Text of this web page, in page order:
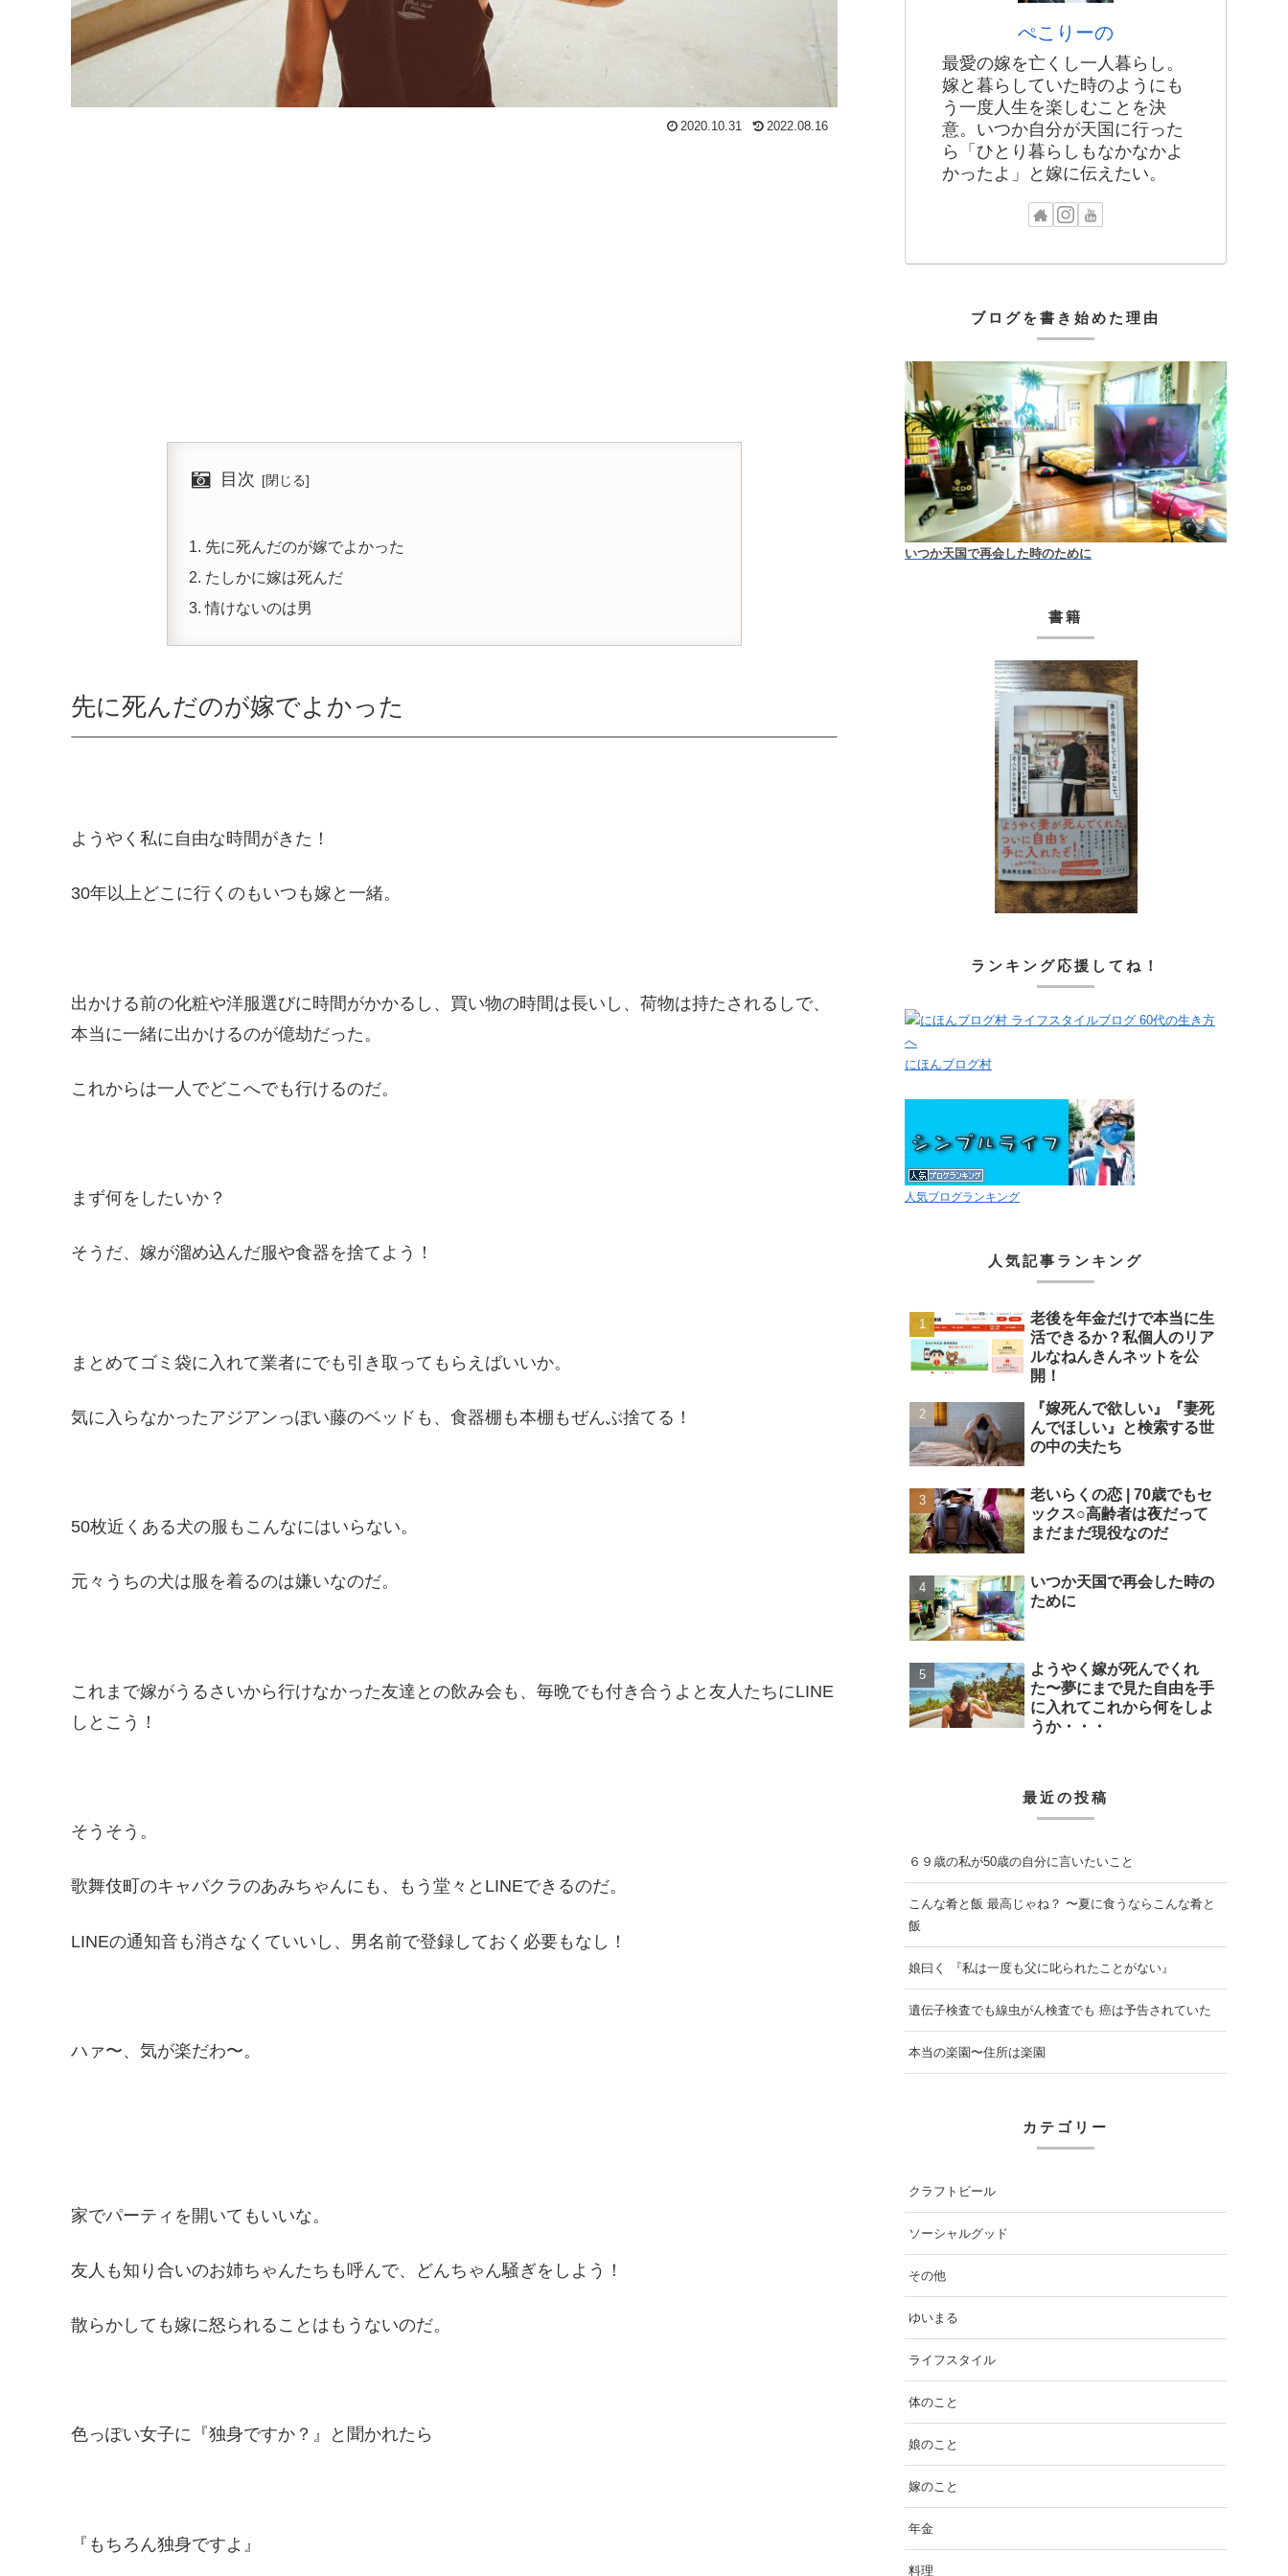
2020.10.31 2022.08.16
目次
先に死んだのが嫁でよかった
たしかに嫁は死んだ
情けないのは男
先に死んだのが嫁でよかった
ようやく私に自由な時間がきた！
30年以上どこに行くのもいつも嫁と一緒。
出かける前の化粧や洋服選びに時間がかかるし、買い物の時間は長いし、荷物は持たされるしで、
本当に一緒に出かけるのが億劫だった。
これからは一人でどこへでも行けるのだ。
まず何をしたいか？
そうだ、嫁が溜め込んだ服や食器を捨てよう！
まとめてゴミ袋に入れて業者にでも引き取ってもらえばいいか。
気に入らなかったアジアンっぽい藤のベッドも、食器棚も本棚もぜんぶ捨てる！
50枚近くある犬の服もこんなにはいらない。
元々うちの犬は服を着るのは嫌いなのだ。
これまで嫁がうるさいから行けなかった友達との飲み会も、毎晩でも付き合うよと友人たちにLINE
しとこう！
そうそう。
歌舞伎町のキャバクラのあみちゃんにも、もう堂々とLINEできるのだ。
LINEの通知音も消さなくていいし、男名前で登録しておく必要もなし！
ハァ〜、気が楽だわ〜。
家でパーティを開いてもいいな。
友人も知り合いのお姉ちゃんたちも呼んで、どんちゃん騒ぎをしよう！
散らかしても嫁に怒られることはもうないのだ。
色っぽい女子に『独身ですか？』と聞かれたら
『もちろん独身ですよ』
ぺこりーの
最愛の嫁を亡くし一人暮らし。
嫁と暮らしていた時のようにも
う一度人生を楽しむことを決
意。いつか自分が天国に行った
ら「ひとり暮らしもなかなかよ
かったよ」と嫁に伝えたい。
ブログを書き始めた理由
いつか天国で再会した時のために
書籍
ランキング応援してね！
にほんブログ村
人気ブログランキング
人気記事ランキング
老後を年金だけで本当に生
活できるか？私個人のリア
ルなねんきんネットを公
開！
『嫁死んで欲しい』『妻死
んでほしい』と検索する世
の中の夫たち
老いらくの恋 | 70歳でもセ
ックス○高齢者は夜だって
まだまだ現役なのだ
いつか天国で再会した時の
ために
ようやく嫁が死んでくれ
た〜夢にまで見た自由を手
に入れてこれから何をしよ
うか・・・
最近の投稿
６９歳の私が50歳の自分に言いたいこと
こんな肴と飯 最高じゃね？ 〜夏に食うならこんな肴と
飯
娘曰く 『私は一度も父に叱られたことがない』
遺伝子検査でも線虫がん検査でも 癌は予告されていた
本当の楽園〜住所は楽園
カテゴリー
クラフトビール
ソーシャルグッド
その他
ゆいまる
ライフスタイル
体のこと
娘のこと
嫁のこと
年金
料理